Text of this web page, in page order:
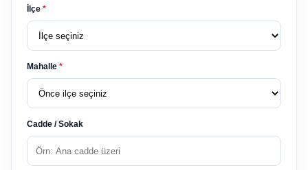
İlçe *
Mahalle *
Cadde / Sokak